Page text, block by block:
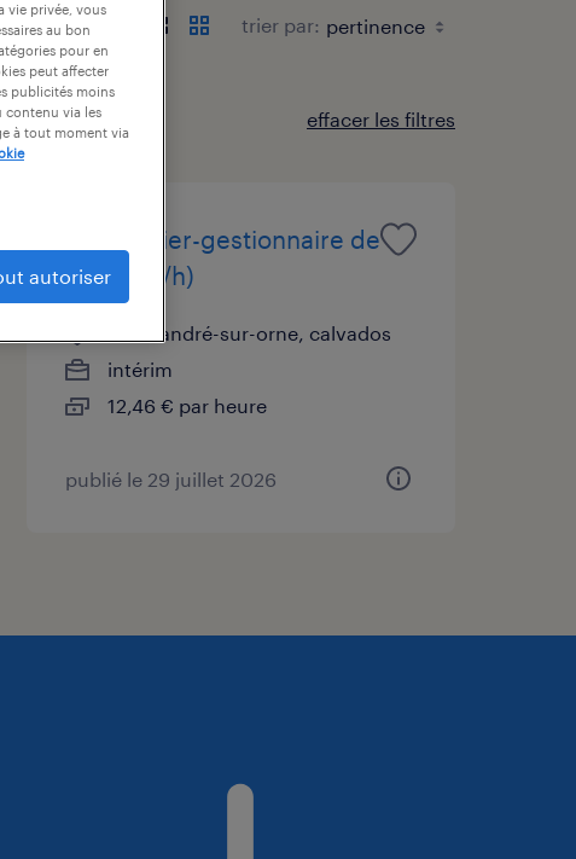
trier par:
effacer les filtres
magasinier-gestionnaire de
stocks (f/h)
saint-andré-sur-orne, calvados
intérim
12,46 € par heure
publié le 29 juillet 2026
vie privée, vous
au bon
pour en
peut affecter
publicités moins
contenu via les
à tout moment via
autoriser